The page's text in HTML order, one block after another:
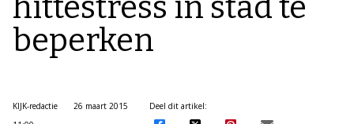
hittestress in stad te
beperken
KIJK-redactie
26 maart 2015
Deel dit artikel: